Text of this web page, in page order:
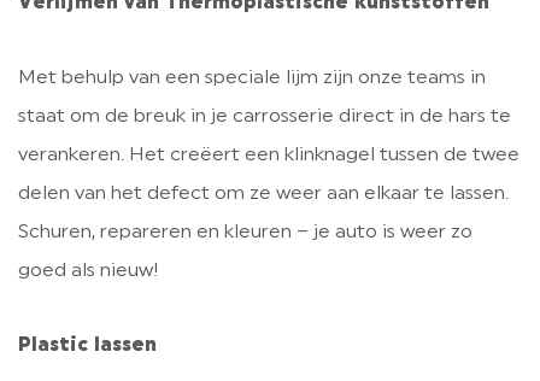
Met behulp van een speciale lijm zijn onze teams in
staat om de breuk in je carrosserie direct in de hars te
verankeren. Het creëert een klinknagel tussen de twee
delen van het defect om ze weer aan elkaar te lassen.
Schuren, repareren en kleuren – je auto is weer zo
goed als nieuw!
Plastic lassen